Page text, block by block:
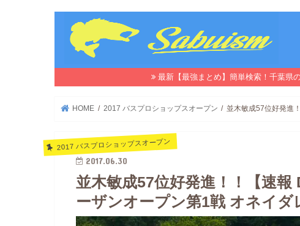
最新【最強まとめ】簡単検索！千葉県
HOME 2017 バスプロショップスオープン 並木敏成57位好発進
2017 バスプロショップスオープン
2017.06.30
並木敏成57位好発進！！【速
ーザンオープン第1戦 オネイ